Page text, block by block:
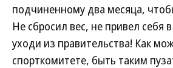
подчиненному два месяца,
Не сбросил вес, не привел себя
уходи из правительства! Как
спорткомитете, быть таким